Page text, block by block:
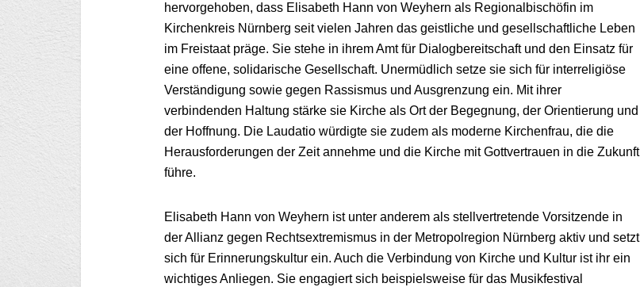
hervorgehoben, dass Elisabeth Hann von Weyhern als Regionalbischöfin im
Kirchenkreis Nürnberg seit vielen Jahren das geistliche und gesellschaftliche Leben
im Freistaat präge. Sie stehe in ihrem Amt für Dialogbereitschaft und den Einsatz für
eine offene, solidarische Gesellschaft. Unermüdlich setze sie sich für interreligiöse
Verständigung sowie gegen Rassismus und Ausgrenzung ein. Mit ihrer
verbindenden Haltung stärke sie Kirche als Ort der Begegnung, der Orientierung und
der Hoffnung. Die Laudatio würdigte sie zudem als moderne Kirchenfrau, die die
Herausforderungen der Zeit annehme und die Kirche mit Gottvertrauen in die Zukunft
führe.
Elisabeth Hann von Weyhern ist unter anderem als stellvertretende Vorsitzende in
der Allianz gegen Rechtsextremismus in der Metropolregion Nürnberg aktiv und setzt
sich für Erinnerungskultur ein. Auch die Verbindung von Kirche und Kultur ist ihr ein
wichtiges Anliegen. Sie engagiert sich beispielsweise für das Musikfestival